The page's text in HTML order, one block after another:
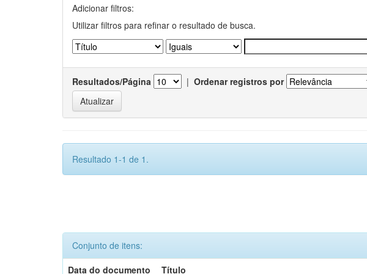
Adicionar filtros:
Utilizar filtros para refinar o resultado de busca.
Resultados/Página | Ordenar registros por
Resultado 1-1 de 1.
Conjunto de itens:
Data do documento
Título